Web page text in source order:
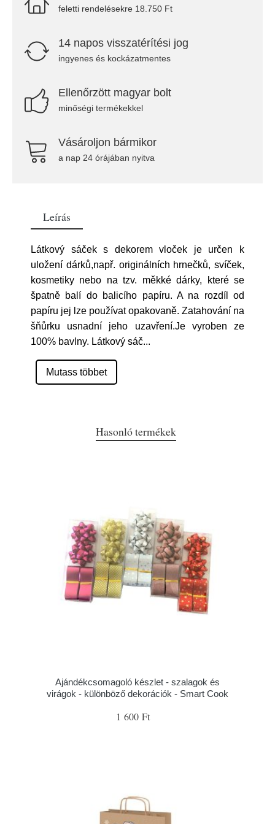
feletti rendelésekre 18.750 Ft
14 napos visszatérítési jog
ingyenes és kockázatmentes
Ellenőrzött magyar bolt
minőségi termékekkel
Vásároljon bármikor
a nap 24 órájában nyitva
Leírás
Látkový sáček s dekorem vloček je určen k
uložení dárků,např. originálních hrnečků, svíček,
kosmetiky nebo na tzv. měkké dárky, které se
špatně balí do balicího papíru. A na rozdíl od
papíru jej lze používat opakovaně. Zatahování na
šňůrku usnadní jeho uzavření.Je vyroben ze
100% bavlny. Látkový sáč...
Mutass többet
Hasonló termékek
Ajándékcsomagoló készlet - szalagok és
virágok - különböző dekorációk - Smart Cook
1 600 Ft